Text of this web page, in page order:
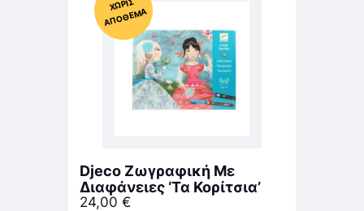
Χ
ΩΡΊΣ
Α
Π
Ό
ΘΕ
ΜΑ
Djeco Ζωγραφική Με
Διαφάνειες ‘Τα Κορίτσια’
24,00 €